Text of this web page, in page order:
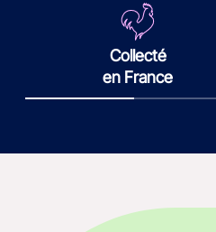
Collecté
en France